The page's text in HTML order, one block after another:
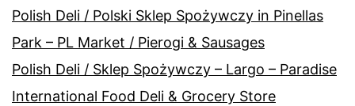
Polish Deli / Polski Sklep Spożywczy in Pinellas
Park – PL Market / Pierogi & Sausages
Polish Deli / Sklep Spożywczy – Largo – Paradise
International Food Deli & Grocery Store